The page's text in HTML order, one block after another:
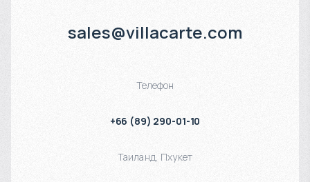
sales@villacarte.com
Телефон
+66 (89) 290-01-10
Таиланд, Пхукет